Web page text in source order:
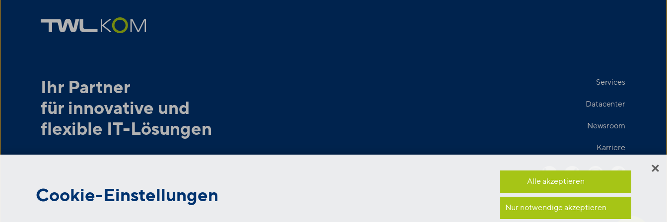
Ihr Partner
für innovative und
flexible IT-Lösungen
Services
Datacenter
Newsroom
Karriere
Cookie-Einstellungen
Alle akzeptieren
Nur notwendige akzeptieren